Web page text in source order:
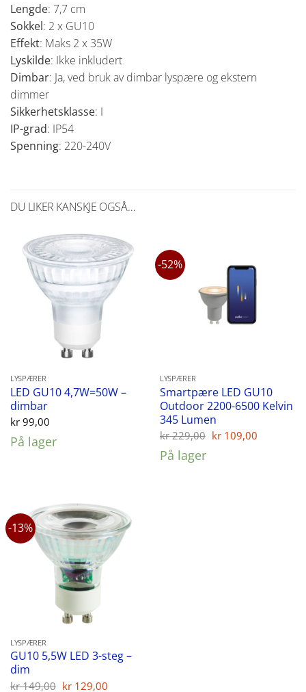
Lengde: 7,7 cm
Sokkel: 2 x GU10
Effekt: Maks 2 x 35W
Lyskilde: Ikke inkludert
Dimbar: Ja, ved bruk av dimbar lyspære og ekstern
dimmer
Sikkerhetsklasse: I
IP-grad: IP54
Spenning: 220-240V
DU LIKER KANSKJE OGSÅ…
LYSPÆRER
LED GU10 4,7W=50W –
dimbar
kr99,00
På lager
-52%
LYSPÆRER
Smartpære LED GU10
Outdoor 2200-6500 Kelvin
345 Lumen
kr229,00 Opprinnelig
kr 109,00
På lager
-13%
LYSPÆRER
GU10 5,5W LED 3-steg –
dim
kr149,00 Opprinnelig
kr 129,00